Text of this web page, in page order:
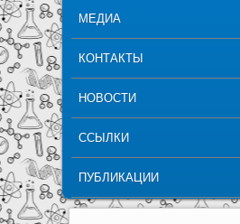
МЕДИА
КОНТАКТЫ
НОВОСТИ
ССЫЛКИ
ПУБЛИКАЦИИ